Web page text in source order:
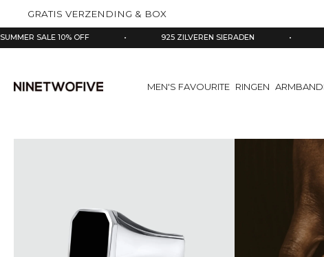
GRATIS VERZENDING & BOX
10% OFF • 925 ZILVEREN SIERADEN • GRATIS
MEN'S FAVOURITE RINGEN
productinformatie